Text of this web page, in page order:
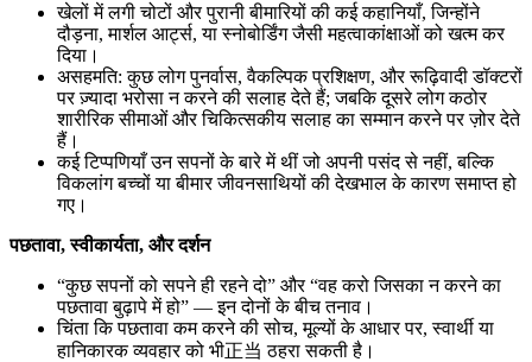
खेलों में लगी चोटों और पुरानी बीमारियों की कई कहानियाँ, जिन्होंने
दौड़ना, मार्शल आर्ट्स, या स्नोबोर्डिंग जैसी महत्वाकांक्षाओं को खत्म कर
दिया।
असहमति: कुछ लोग पुनर्वास, वैकल्पिक प्रशिक्षण, और रूढ़िवादी डॉक्टरों
पर ज़्यादा भरोसा न करने की सलाह देते हैं; जबकि दूसरे लोग कठोर
शारीरिक सीमाओं और चिकित्सकीय सलाह का सम्मान करने पर ज़ोर देते
हैं।
कई टिप्पणियाँ उन सपनों के बारे में थीं जो अपनी पसंद से नहीं, बल्कि
विकलांग बच्चों या बीमार जीवनसाथियों की देखभाल के कारण समाप्त हो
गए।
पछतावा, स्वीकार्यता, और दर्शन
“कुछ सपनों को सपने ही रहने दो” और “वह करो जिसका न करने का
पछतावा बुढ़ापे में हो” — इन दोनों के बीच तनाव।
चिंता कि पछतावा कम करने की सोच, मूल्यों के आधार पर, स्वार्थी या
हानिकारक व्यवहार को भी正当 ठहरा सकती है।